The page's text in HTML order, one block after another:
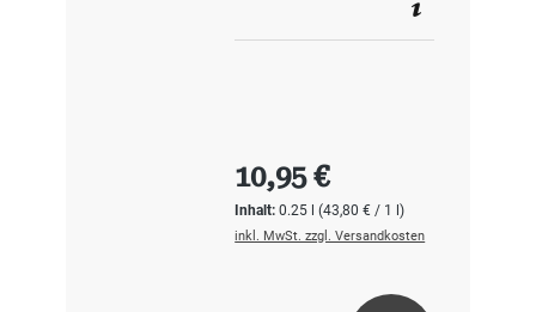
Inhalt:0.25 l(43,80 € / 1 l)
Regulärer Preis:
10,95 €
inkl. MwSt. zzgl. Versandkosten